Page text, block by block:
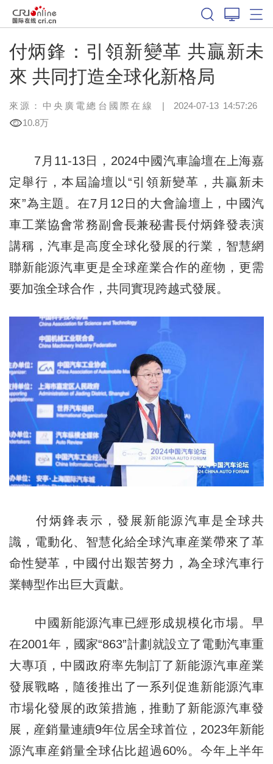
付炳鋒：引領新變革 共贏新未
來 共同打造全球化新格局
來源： 中央廣電總台國際在線 | 2024-07-13 14:57:26
10.8万
7月11-13日，2024中國汽車論壇在上海嘉
定舉行，本屆論壇以“引領新變革，共贏新未
來”為主題。在7月12日的大會論壇上，中國汽
車工業協會常務副會長兼秘書長付炳鋒發表演
講稱，汽車是高度全球化發展的行業，智慧網
聯新能源汽車更是全球産業合作的産物，更需
要加強全球合作，共同實現跨越式發展。
付炳鋒表示，發展新能源汽車是全球共
識，電動化、智慧化給全球汽車産業帶來了革
命性變革，中國付出艱苦努力，為全球汽車行
業轉型作出巨大貢獻。
中國新能源汽車已經形成規模化市場。早
在2001年，國家“863”計劃就設立了電動汽車重
大專項，中國政府率先制訂了新能源汽車産業
發展戰略，隨後推出了一系列促進新能源汽車
市場化發展的政策措施，推動了新能源汽車發
展，産銷量連續9年位居全球首位，2023年新能
源汽車産銷量全球佔比超過60%。今年上半年